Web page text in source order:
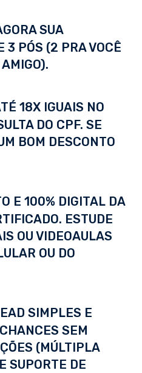
SUA
3 PÓS (2 PRA VOCÊ
18X IGUAIS NO
DO CPF. SE
BOM DESCONTO
E 100% DIGITAL DA
ESTUDE
OU VIDEOAULAS
OU DO
SIMPLES E
SEM
(MÚLTIPLA
SUPORTE DE